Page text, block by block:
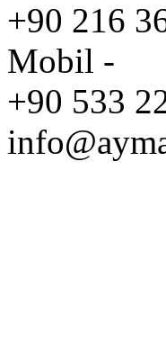
+90 216
Mobil -
+90 533